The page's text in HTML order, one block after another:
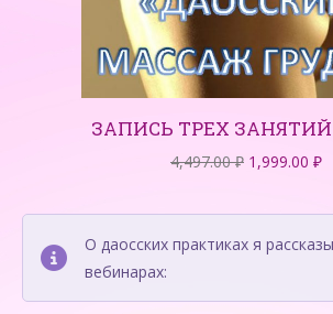
ЗАПИСЬ ТРЕХ
4,497.00₽
составляла
4,497.00 ₽.
1,999.00 ₽
О даосских практиках я
вебинарах: